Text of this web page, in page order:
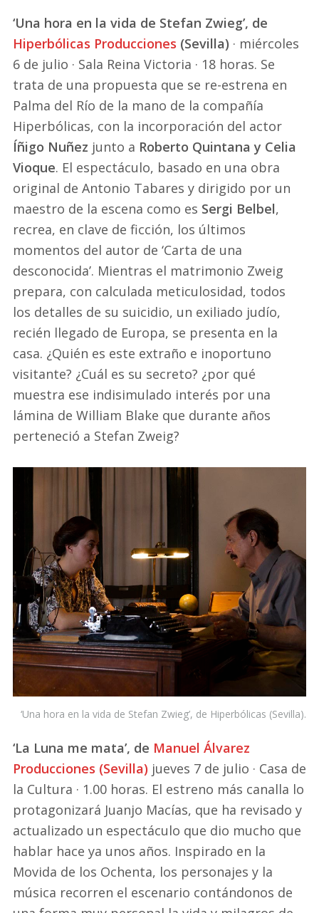
‘Una hora en la vida de Stefan Zwieg’, de
Hiperbólicas Producciones (Sevilla) · miércoles
6 de julio · Sala Reina Victoria · 18 horas. Se
trata de una propuesta que se re-estrena en
Palma del Río de la mano de la compañía
Hiperbólicas, con la incorporación del actor
Íñigo Nuñez junto a Roberto Quintana y Celia
Vioque. El espectáculo, basado en una obra
original de Antonio Tabares y dirigido por un
maestro de la escena como es Sergi Belbel,
recrea, en clave de ficción, los últimos
momentos del autor de ‘Carta de una
desconocida’. Mientras el matrimonio Zweig
prepara, con calculada meticulosidad, todos
los detalles de su suicidio, un exiliado judío,
recién llegado de Europa, se presenta en la
casa. ¿Quién es este extraño e inoportuno
visitante? ¿Cuál es su secreto? ¿por qué
muestra ese indisimulado interés por una
lámina de William Blake que durante años
perteneció a Stefan Zweig?
‘Una hora en la vida de Stefan Zwieg’, de Hiperbólicas (Sevilla).
‘La Luna me mata’, de Manuel Álvarez
Producciones (Sevilla) jueves 7 de julio · Casa de
la Cultura · 1.00 horas. El estreno más canalla lo
protagonizará Juanjo Macías, que ha revisado y
actualizado un espectáculo que dio mucho que
hablar hace ya unos años. Inspirado en la
Movida de los Ochenta, los personajes y la
música recorren el escenario contándonos de